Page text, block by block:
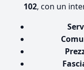
102, con un